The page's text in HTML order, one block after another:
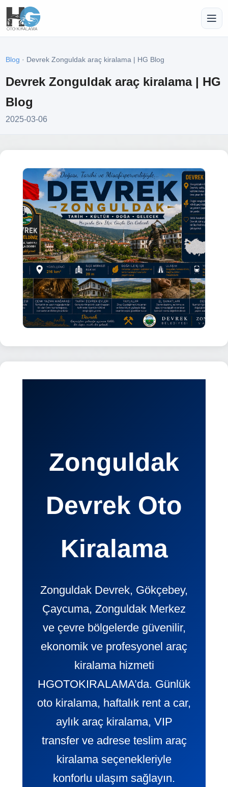
Blog · Devrek Zonguldak araç kiralama | HG Blog
Devrek Zonguldak araç kiralama | HG
Blog
2025-03-06
Zonguldak
Devrek Oto
Kiralama
Zonguldak Devrek, Gökçebey,
Çaycuma, Zonguldak Merkez
ve çevre bölgelerde güvenilir,
ekonomik ve profesyonel araç
kiralama hizmeti
HGOTOKIRALAMA’da. Günlük
oto kiralama, haftalık rent a car,
aylık araç kiralama, VIP
transfer ve adrese teslim araç
kiralama seçenekleriyle
konforlu ulaşım sağlayın.